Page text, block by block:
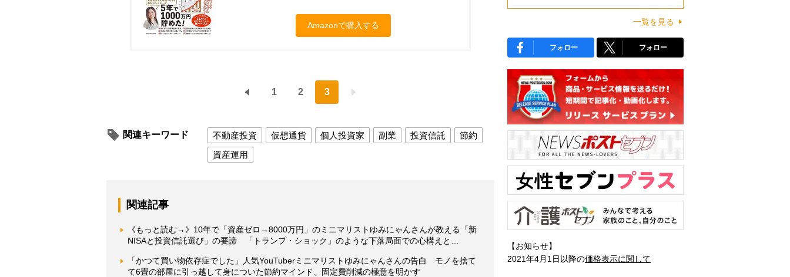
Amazonで購入する
1 2 3
関連キーワード 不動産投資 仮想通貨 個人投資家 副業 投資信託
節約
資産運用
関連記事
《もっと読む→》10年で「資産ゼロ→8000万円」のミニマリストゆみにゃんさんが教える「新
NISAと投資信託選び」の要諦 「トランプ・ショック」のような下落局面での心構えと…
「かつて買い物依存症でした」人気YouTuberミニマリストゆみにゃんさんの告白 モノを捨て
て6畳の部屋に引っ越して身についた節約マインド、固定費削減の極意を明かす
一覧を見る
フォロー フォロー
【お知らせ】
2021年4月1日以降の価格表示に関して